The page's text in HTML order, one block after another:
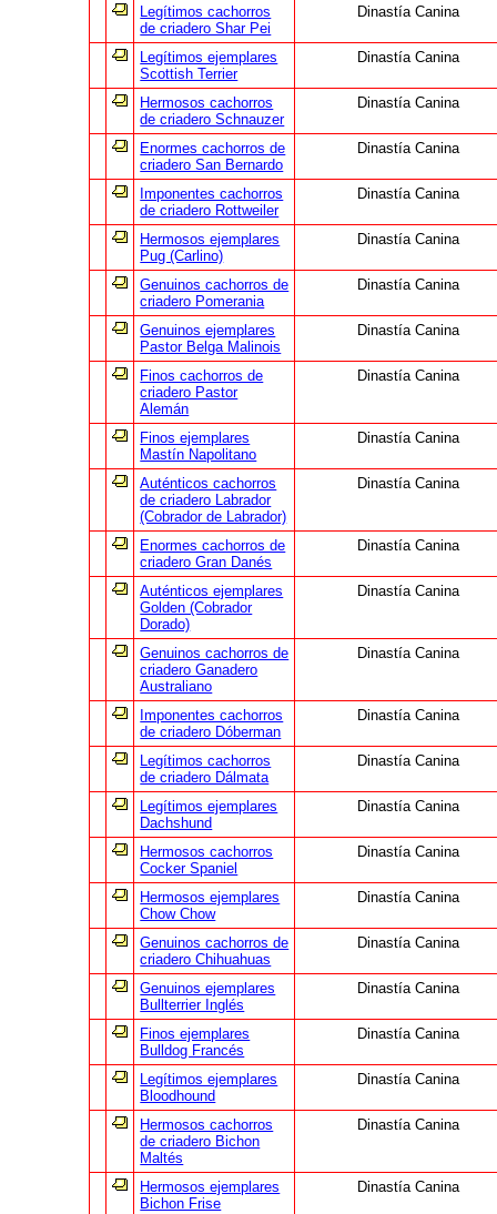
Legítimos cachorros
de criadero Shar Pei
Dinastía Canina
Legítimos ejemplares
Scottish Terrier
Dinastía Canina
Hermosos cachorros
de criadero Schnauzer
Dinastía Canina
Enormes cachorros de
criadero San Bernardo
Dinastía Canina
Imponentes cachorros
de criadero Rottweiler
Dinastía Canina
Hermosos ejemplares
Pug (Carlino)
Dinastía Canina
Genuinos cachorros de
criadero Pomerania
Dinastía Canina
Genuinos ejemplares
Pastor Belga Malinois
Dinastía Canina
Finos cachorros de
criadero Pastor
Alemán
Dinastía Canina
Finos ejemplares
Mastín Napolitano
Dinastía Canina
Auténticos cachorros
de criadero Labrador
(Cobrador de Labrador)
Dinastía Canina
Enormes cachorros de
criadero Gran Danés
Dinastía Canina
Auténticos ejemplares
Golden (Cobrador
Dorado)
Dinastía Canina
Genuinos cachorros de
criadero Ganadero
Australiano
Dinastía Canina
Imponentes cachorros
de criadero Dóberman
Dinastía Canina
Legítimos cachorros
de criadero Dálmata
Dinastía Canina
Legítimos ejemplares
Dachshund
Dinastía Canina
Hermosos cachorros
Cocker Spaniel
Dinastía Canina
Hermosos ejemplares
Chow Chow
Dinastía Canina
Genuinos cachorros de
criadero Chihuahuas
Dinastía Canina
Genuinos ejemplares
Bullterrier Inglés
Dinastía Canina
Finos ejemplares
Bulldog Francés
Dinastía Canina
Legítimos ejemplares
Bloodhound
Dinastía Canina
Hermosos cachorros
de criadero Bichon
Maltés
Dinastía Canina
Hermosos ejemplares
Bichon Frise
Dinastía Canina